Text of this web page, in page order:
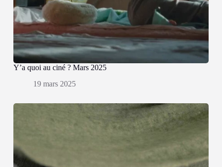
Y’a quoi au ciné ? Mars 2025
19 mars 2025